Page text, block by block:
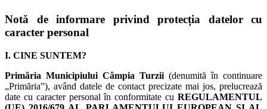
Notă de informare privind protecția datelor cu
caracter personal
I. CINE SUNTEM?
Primăria Municipiului Câmpia Turzii (denumită în continuare
„Primăria”), având datele de contact precizate mai jos, prelucrează
date cu caracter personal în conformitate cu REGULAMENTUL